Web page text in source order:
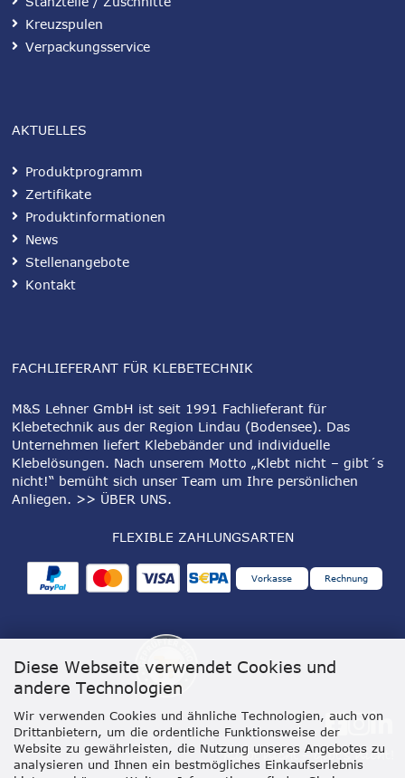
Diese Webseite verwendet Cookies und
andere Technologien
Wir verwenden Cookies und ähnliche Technologien, auch von
Drittanbietern, um die ordentliche Funktionsweise der
Website zu gewährleisten, die Nutzung unseres Angebotes zu
analysieren und Ihnen ein bestmögliches Einkaufserlebnis
Kreuzspulen
Verpackungsservice
FACHLIEFERANT FÜR KLEBETECHNIK
M&S Lehner GmbH ist seit 1991 Fachlieferant für
Klebetechnik aus der Region Lindau (Bodensee). Das
Unternehmen liefert Klebebänder und individuelle
Klebelösungen. Nach unserem Motto „Klebt nicht – gibt´s
nicht!“ bemüht sich unser Team um Ihre persönlichen
Anliegen. >> ÜBER UNS.
FLEXIBLE ZAHLUNGSARTEN
Vorkasse Rechnung
AKTUELLES
Produktprogramm
Zertifikate
Produktinformationen
News
Stellenangebote
Kontakt